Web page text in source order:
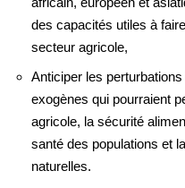
des capacités utiles à
secteur agricole,
Anticiper les
exogènes qui pourraient
agricole, la sécurité
santé des populations et
naturelles.